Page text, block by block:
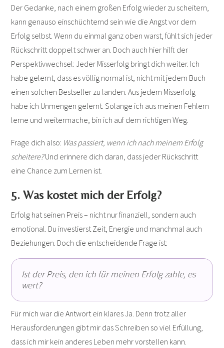
Der Gedanke, nach einem großen Erfolg wieder zu scheitern,
kann genauso einschüchternd sein wie die Angst vor dem
Erfolg selbst. Wenn du einmal ganz oben warst, fühlt sich jeder
Rückschritt doppelt schwer an. Doch auch hier hilft der
Perspektivwechsel: Jeder Misserfolg bringt dich weiter. Ich
habe gelernt, dass es völlig normal ist, nicht mit jedem Buch
einen solchen Bestseller zu landen. Aus jedem Misserfolg
habe ich Unmengen gelernt. Solange ich aus meinen Fehlern
lerne und weitermache, bin ich auf dem richtigen Weg.
Frage dich also: Was passiert, wenn ich nach meinem Erfolg
scheitere?Und erinnere dich daran, dass jeder Rückschritt
eine Chance zum Lernen ist.
5. Was kostet mich der Erfolg?
Erfolg hat seinen Preis – nicht nur finanziell, sondern auch
emotional. Du investierst Zeit, Energie und manchmal auch
Beziehungen. Doch die entscheidende Frage ist:
Ist der Preis, den ich für meinen Erfolg zahle, es
wert?
Für mich war die Antwort ein klares Ja. Denn trotz aller
Herausforderungen gibt mir das Schreiben so viel Erfüllung,
dass ich mir kein anderes Leben mehr vorstellen kann.